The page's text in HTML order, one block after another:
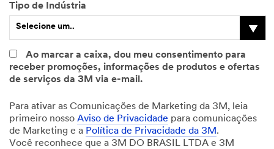
Tipo de Indústria
Selecione um..
Ao marcar a caixa, dou meu consentimento para
receber promoções, informações de produtos e ofertas
de serviços da 3M via e-mail.
Para ativar as Comunicações de Marketing da 3M, leia
primeiro nosso Aviso de Privacidade para comunicações
de Marketing e a Política de Privacidade da 3M.
Você reconhece que a 3M DO BRASIL LTDA e 3M